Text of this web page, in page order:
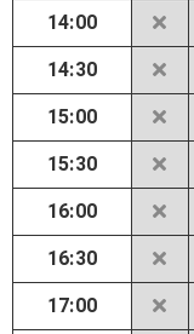
14:00
14:30
15:00
15:30
16:00
16:30
17:00